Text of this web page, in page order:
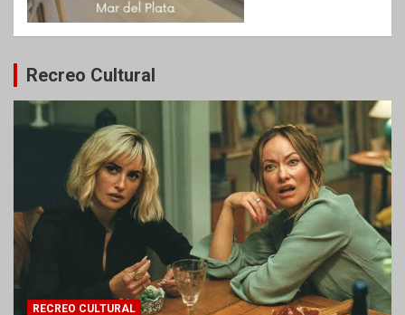
Recreo Cultural
RECREO CULTURAL